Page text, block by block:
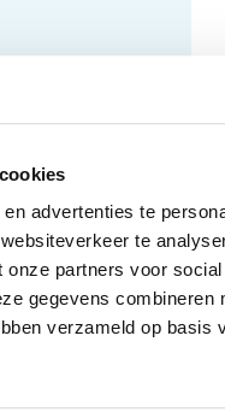
advertenties te
te
partners voor
gegevens combineren
verzameld op basis
was tijdens een feestje
dronk ik tijdens het
al op jonge leeftijd